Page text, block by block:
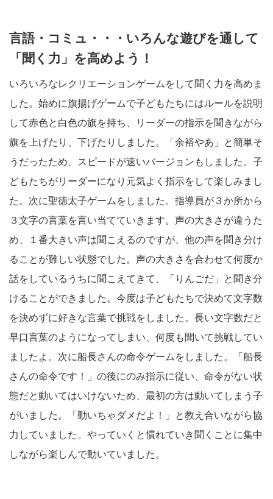
言語・コミュ・・・いろんな遊びを通して
「聞く力」を高めよう！
いろいろなレクリエーションゲームをして聞く力を高めま
した。始めに旗揚げゲームで子どもたちにはルールを説明
して赤色と白色の旗を持ち、リーダーの指示を聞きながら
旗を上げたり、下げたりしました。「余裕やあ」と簡単そ
うだったため、スピードが速いバージョンもしました。子
どもたちがリーダーになり元気よく指示をして楽しみまし
た。次に聖徳太子ゲームをしました。指導員が３か所から
３文字の言葉を言い当てていきます。声の大きさが違うた
め、１番大きい声は聞こえるのですが、他の声を聞き分け
ることが難しい状態でした。声の大きさを合わせて何度か
話をしているうちに聞こえてきて、「りんごだ」と聞き分
けることができました。今度は子どもたちで決めて文字数
を決めずに好きな言葉で挑戦をしました。長い文字数だと
早口言葉のようになってしまい、何度も聞いて挑戦してい
ましたよ。次に船長さんの命令ゲームをしました。「船長
さんの命令です！」の後にのみ指示に従い、命令がない状
態だと動いてはいけないため、最初の方は動いてしまう子
がいました。「動いちゃダメだよ！」と教え合いながら協
力していました。やっていくと慣れていき聞くことに集中
しながら楽しんで動いていました。